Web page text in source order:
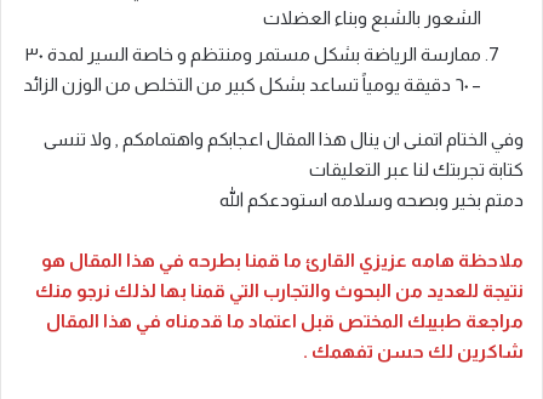
الشعور بالشبع وبناء العضلات
ممارسة الرياضة بشكل مستمر ومنتظم و خاصة السير لمدة ٣٠
– ٦٠ دقيقة يومياً تساعد بشكل كبير من التخلص من الوزن الزائد
وفي الختام اتمنى ان ينال هذا المقال اعجابكم واهتمامكم , ولا تنسى
كتابة تجربتك لنا عبر التعليقات
دمتم بخير وبصحه وسلامه استودعكم الله
ملاحظة هامه عزيزي القارئ ما قمنا بطرحه في هذا المقال هو
نتيجة للعديد من البحوث والتجارب التي قمنا بها لذلك نرجو منك
مراجعة طبيبك المختص قبل اعتماد ما قدمناه في هذا المقال
شاكرين لك حسن تفهمك .